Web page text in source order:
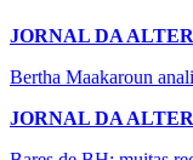
JORNAL DA
Bertha Maakaroun
JORNAL DA